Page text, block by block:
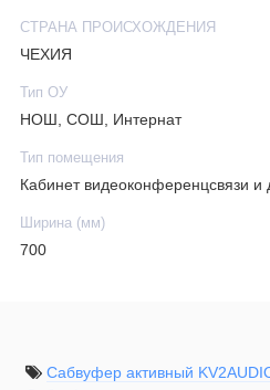
СТРАНА ПРОИСХОЖДЕНИЯ
ЧЕХИЯ
Тип ОУ
НОШ, СОШ, Интернат
Тип помещения
Кабинет видеоконференцсвязи и
Ширина (мм)
700
Сабвуфер активный